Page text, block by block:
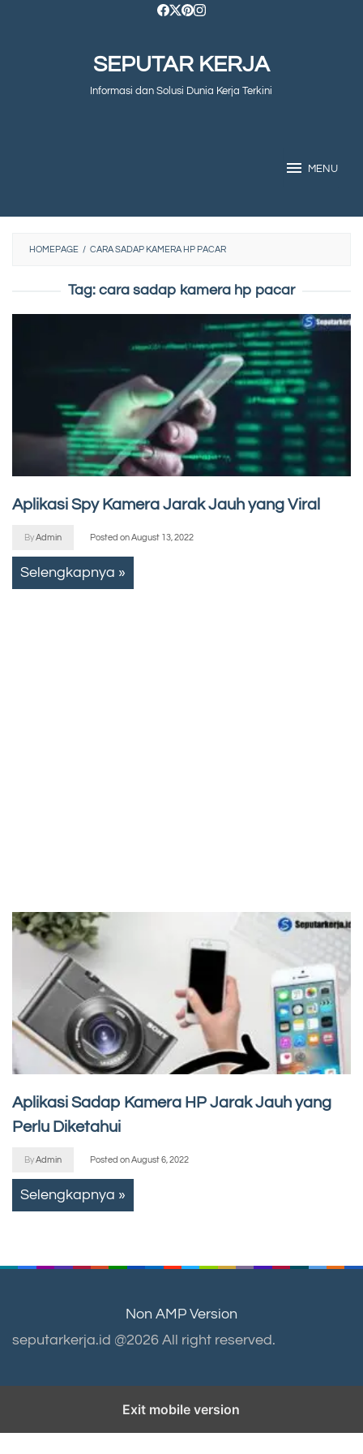
SEPUTAR KERJA
Informasi dan Solusi Dunia Kerja Terkini
MENU
HOMEPAGE / CARA SADAP KAMERA HP PACAR
Tag: cara sadap kamera hp pacar
Aplikasi Spy Kamera Jarak Jauh yang Viral
ByAdmin Posted onAugust 13, 2022
Selengkapnya »
Aplikasi Sadap Kamera HP Jarak Jauh yang
Perlu Diketahui
ByAdmin Posted onAugust 6, 2022
Selengkapnya »
Non AMP Version
seputarkerja.id @2026 All right reserved.
Exit mobile version